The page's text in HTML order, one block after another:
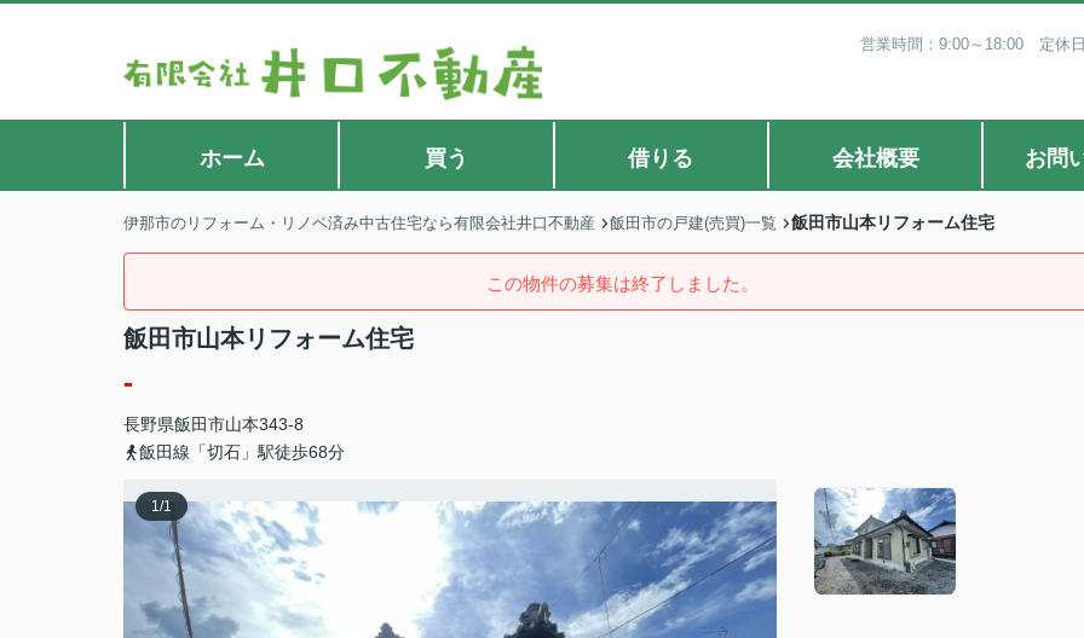
営業時間：9:00～18:00 定休
ホーム 買う 借りる 会社概要 お問
伊那市のリフォーム・リノベ済み中古住宅なら有限会社井口不動産 飯田市の戸建(売買)一覧 飯田市山本リフォーム住宅
この物件の募集は終了しました。
飯田市山本リフォーム住宅
-
長野県飯田市山本343-8
飯田線「切石」駅徒歩68分
1/1